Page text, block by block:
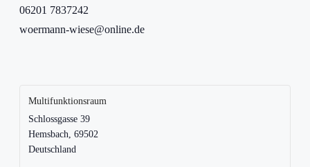
06201 7837242
woermann-wiese@online.de
Multifunktionsraum
Schlossgasse 39
Hemsbach, 69502
Deutschland